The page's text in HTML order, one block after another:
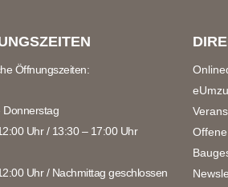
Öffnungszeiten:
Donnerstag
Uhr / 13:30 – 17:00 Uhr
Uhr / Nachmittag geschlossen